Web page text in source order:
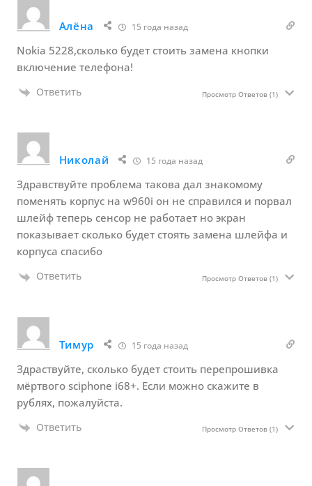
Алёна 15 года назад
Nokia 5228,сколько будет стоить замена кнопки
включение телефона!
Ответить Просмотр Ответов(1)
Николай 15 года назад
Здравствуйте проблема такова дал знакомому
поменять корпус на w960i он не справился и порвал
шлейф теперь сенсор не работает но экран
показывает сколько будет стоять замена шлейфа и
корпуса спасибо
Ответить Просмотр Ответов(1)
Тимур 15 года назад
Здраствуйте, сколько будет стоить перепрошивка
мёртвого sciphone i68+. Если можно скажите в
рублях, пожалуйста.
Ответить Просмотр Ответов(1)